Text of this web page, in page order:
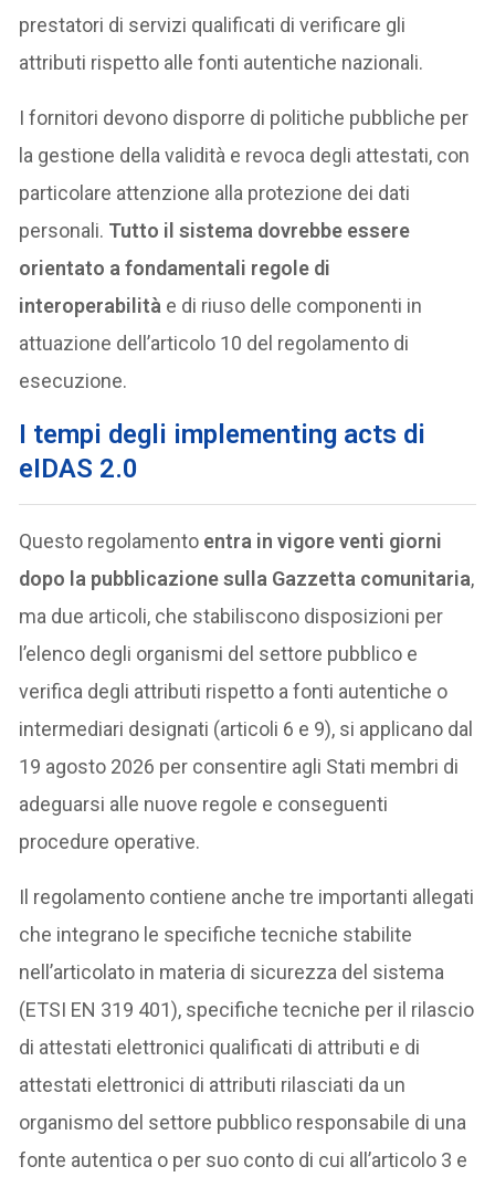
prestatori di servizi qualificati di verificare gli
attributi rispetto alle fonti autentiche nazionali.
I fornitori devono disporre di politiche pubbliche per
la gestione della validità e revoca degli attestati, con
particolare attenzione alla protezione dei dati
personali. Tutto il sistema dovrebbe essere
orientato a fondamentali regole di
interoperabilità e di riuso delle componenti in
attuazione dell’articolo 10 del regolamento di
esecuzione.
I tempi degli implementing acts di
eIDAS 2.0
Questo regolamento entra in vigore venti giorni
dopo la pubblicazione sulla Gazzetta comunitaria,
ma due articoli, che stabiliscono disposizioni per
l’elenco degli organismi del settore pubblico e
verifica degli attributi rispetto a fonti autentiche o
intermediari designati (articoli 6 e 9), si applicano dal
19 agosto 2026 per consentire agli Stati membri di
adeguarsi alle nuove regole e conseguenti
procedure operative.
Il regolamento contiene anche tre importanti allegati
che integrano le specifiche tecniche stabilite
nell’articolato in materia di sicurezza del sistema
(ETSI EN 319 401), specifiche tecniche per il rilascio
di attestati elettronici qualificati di attributi e di
attestati elettronici di attributi rilasciati da un
organismo del settore pubblico responsabile di una
fonte autentica o per suo conto di cui all’articolo 3 e